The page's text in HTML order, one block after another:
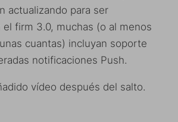
actualizando para ser
firm 3.0, muchas (o al menos
cuantas) incluyan soporte
notificaciones Push.
vídeo después del salto.